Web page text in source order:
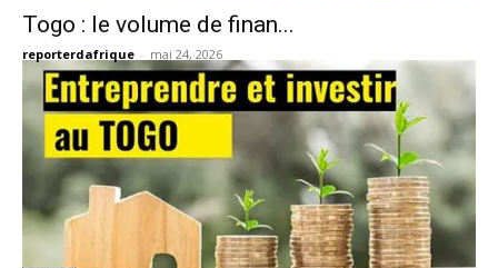
Togo : le volume de finan...
reporterdafrique - mai 24, 2026